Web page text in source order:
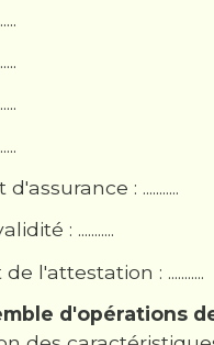
: ...........
: ...........
l'attestation : ...........
d'opérations